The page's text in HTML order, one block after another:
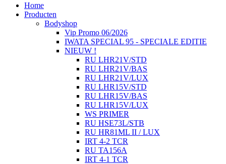
Home
Producten
Bodyshop
Vip Promo 06/2026
IWATA SPECIAL 95 - SPECIALE EDITIE
NIEUW !
RU LHR21V/STD
RU LHR21V/BAS
RU LHR21V/LUX
RU LHR15V/STD
RU LHR15V/BAS
RU LHR15V/LUX
WS PRIMER
RU HSE73L/STB
RU HR81ML II / LUX
IRT 4-2 TCR
RU TA156A
IRT 4-1 TCR